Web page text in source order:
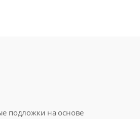
подложки на основе